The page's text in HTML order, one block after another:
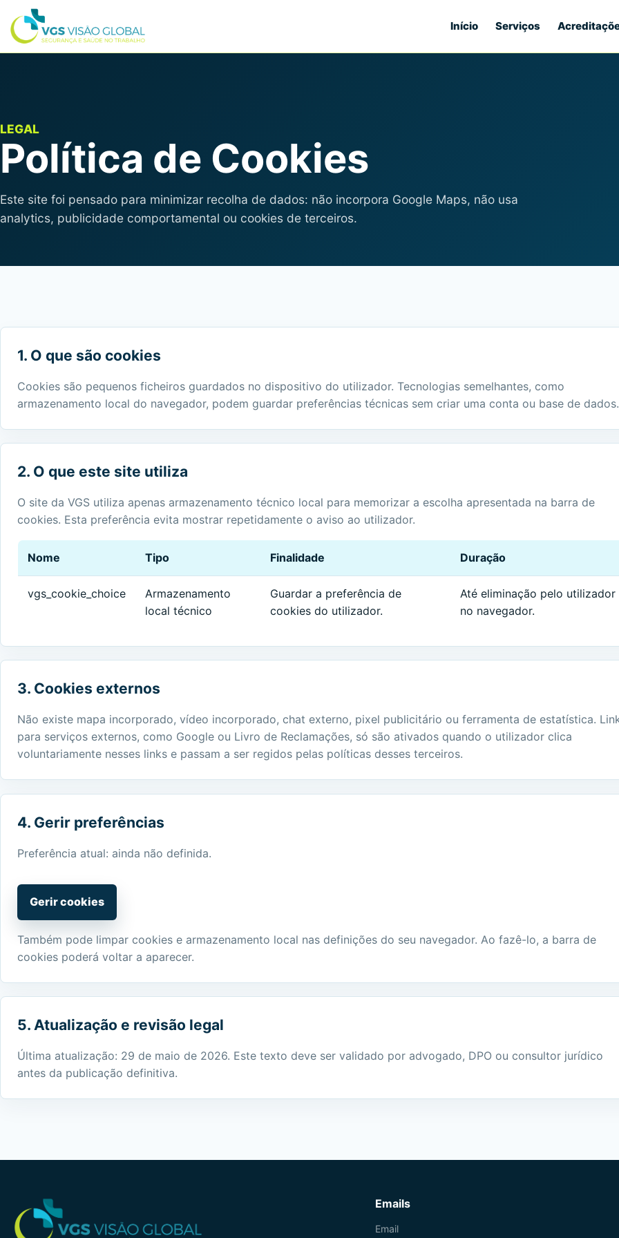
Início Serviços
LEGAL
Política de Cookies
Este site foi pensado para minimizar recolha de dados: não incorpora Google Maps, não usa
analytics, publicidade comportamental ou cookies de terceiros.
1. O que são cookies
Cookies são pequenos ficheiros guardados no dispositivo do utilizador. Tecnologias semelhantes, como
armazenamento local do navegador, podem guardar preferências técnicas sem criar uma conta ou base de dados.
2. O que este site utiliza
O site da VGS utiliza apenas armazenamento técnico local para memorizar a escolha apresentada na barra de
cookies. Esta preferência evita mostrar repetidamente o aviso ao utilizador.
Nome Tipo Finalidade Duração
vgs_cookie_choice
Armazenamento
local técnico
Guardar a preferência de
cookies do utilizador.
Até eliminação pelo utilizador
no navegador.
3. Cookies externos
Não existe mapa incorporado, vídeo incorporado, chat externo, pixel publicitário ou ferramenta de estatística.
para serviços externos, como Google ou Livro de Reclamações, só são ativados quando o utilizador clica
voluntariamente nesses links e passam a ser regidos pelas políticas desses terceiros.
4. Gerir preferências
Preferência atual: ainda não definida.
Gerir cookies
Também pode limpar cookies e armazenamento local nas definições do seu navegador. Ao fazê-lo, a barra de
cookies poderá voltar a aparecer.
5. Atualização e revisão legal
Última atualização: 29 de maio de 2026. Este texto deve ser validado por advogado, DPO ou consultor jurídico
antes da publicação definitiva.
Emails
Email